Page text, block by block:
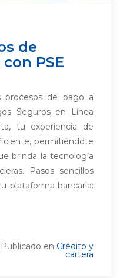
de
PSE
procesos de pago a
Seguros en Línea
tu experiencia de
permitiéndote
brinda la tecnología
Pasos sencillos
plataforma bancaria:
Publicado en Crédito y
cartera